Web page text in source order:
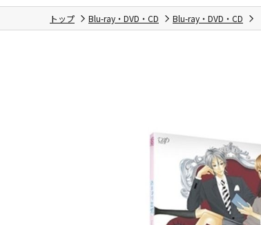
トップ Blu-ray・DVD・CD Blu-ray・DVD・CD